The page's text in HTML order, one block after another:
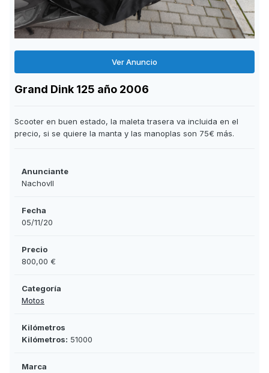
Ver Anuncio
Grand Dink 125 año 2006
Scooter en buen estado, la maleta trasera va incluida en el
precio, si se quiere la manta y las manoplas son 75€ más.
Anunciante
Nachovll
Fecha
05/11/20
Precio
800,00 €
Categoría
Motos
Kilómetros
Kilómetros: 51000
Marca